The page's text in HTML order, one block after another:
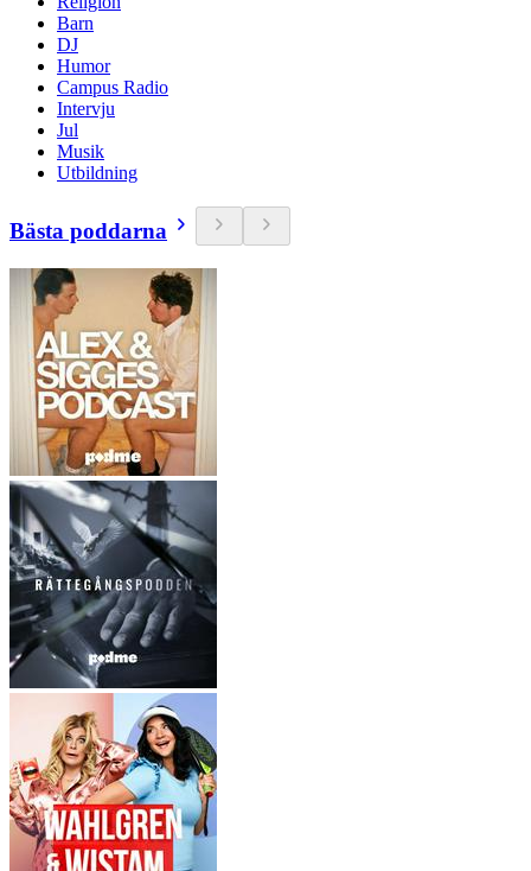
Barn
DJ
Humor
Campus Radio
Intervju
Jul
Musik
Utbildning
Bästa poddarna